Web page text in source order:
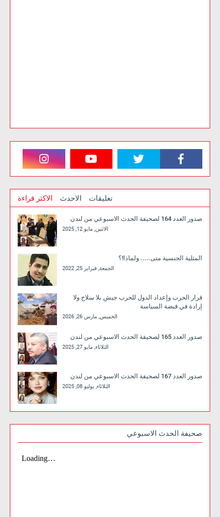
الاكثر قراءة الاحدث تعليقات
صدور العدد 164 لصحيفة الحدث الاسبوعي من لندن
الاثنين, مايو 12, 2025
المثلية الجنسية متى..... ولماذا!؟
الجمعة, فبراير 25, 2022
قرار الحرب وإعداد الدول للحرب جيش بلا سلاح ولا
إرادة في قبضة السياسة
الخميس, مارس 26, 2026
صدور العدد 165 لصحيفة الحدث الاسبوعي من لندن
الثلاثاء, مايو 27, 2025
صدور العدد 167 لصحيفة الحدث الاسبوعي من لندن
الثلاثاء, يوليو 08, 2025
صحيفة الحدث الاسبوعي